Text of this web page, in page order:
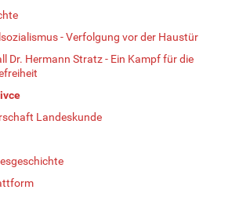
- Verfolgung vor der Haustür
Dr. Hermann Stratz - Ein Kampf für die
Landeskunde